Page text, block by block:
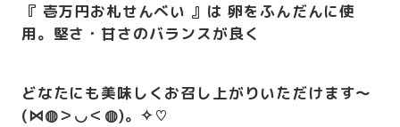
『 壱万円お札せんべい 』は 卵をふんだんに使
用。堅さ・甘さのバランスが良く
どなたにも美味しくお召し上がりいただけます～
(⋈◍＞◡＜◍)。✧♡